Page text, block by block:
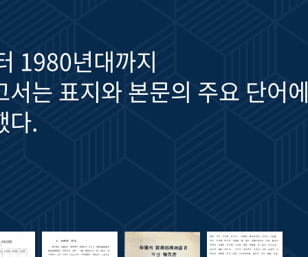
1980년대까지
서는 표지와 본문의 주요 단어에
다.